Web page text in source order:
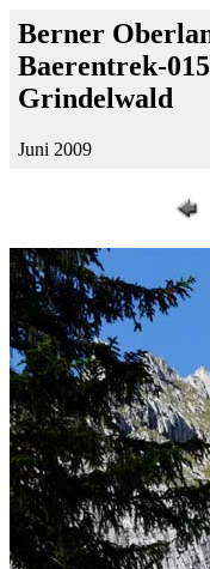
Berner
Baerentrek-
Grindelwald
Juni 2009